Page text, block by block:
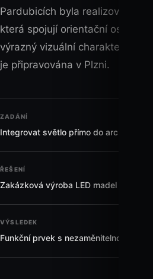
Pardubicích byla realizována
která spojují orientační
výrazný vizuální charakter
je připravována v Plzni.
ZADÁNÍ
Integrovat světlo přímo do architektury
ŘEŠENÍ
Zakázková výroba LED madel v
VÝSLEDEK
Funkční prvek s nezaměnitelnou